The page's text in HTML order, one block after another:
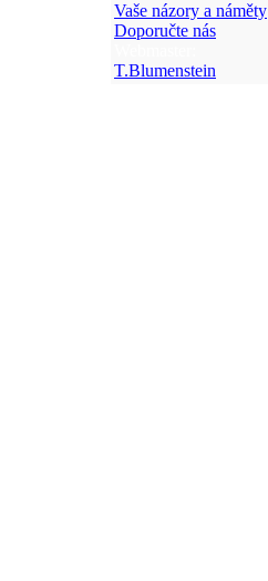
Vaše názory a náměty
Doporučte nás
T.Blumenstein